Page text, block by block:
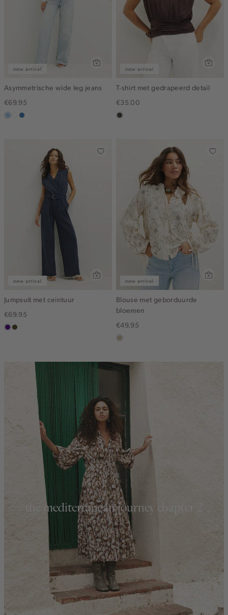
new arrival
Asymmetrische wide leg jeans
€69.95
blauw,
witblauw,
new arrival
T-shirt met gedrapeerd detail
€35.00
choco
new arrival
Jumpsuit met ceintuur
€69.95
indigogroen,
new arrival
Blouse met geborduurde
bloemen
€49.95
lichtzand
the mediterranean journey chapter 2